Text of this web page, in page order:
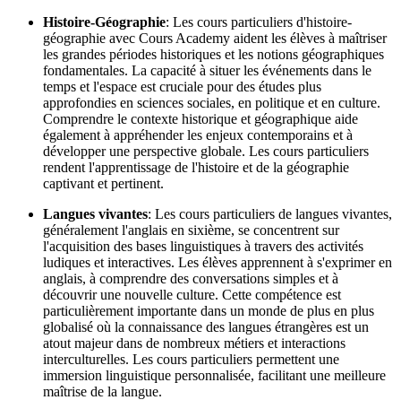
Histoire-Géographie: Les cours particuliers d'histoire-
géographie avec Cours Academy aident les élèves à maîtriser
les grandes périodes historiques et les notions géographiques
fondamentales. La capacité à situer les événements dans le
temps et l'espace est cruciale pour des études plus
approfondies en sciences sociales, en politique et en culture.
Comprendre le contexte historique et géographique aide
également à appréhender les enjeux contemporains et à
développer une perspective globale. Les cours particuliers
rendent l'apprentissage de l'histoire et de la géographie
captivant et pertinent.
Langues vivantes: Les cours particuliers de langues vivantes,
généralement l'anglais en sixième, se concentrent sur
l'acquisition des bases linguistiques à travers des activités
ludiques et interactives. Les élèves apprennent à s'exprimer en
anglais, à comprendre des conversations simples et à
découvrir une nouvelle culture. Cette compétence est
particulièrement importante dans un monde de plus en plus
globalisé où la connaissance des langues étrangères est un
atout majeur dans de nombreux métiers et interactions
interculturelles. Les cours particuliers permettent une
immersion linguistique personnalisée, facilitant une meilleure
maîtrise de la langue.